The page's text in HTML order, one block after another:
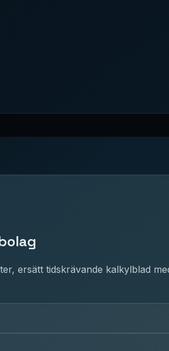
ersätt tidskrävande kalkylblad